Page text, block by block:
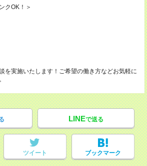
クOK！＞
を実施いたします！ご希望の働き方などお気軽に
LINEで送る
ツイート ブックマーク